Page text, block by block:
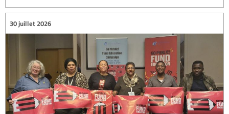
30 juillet 2026